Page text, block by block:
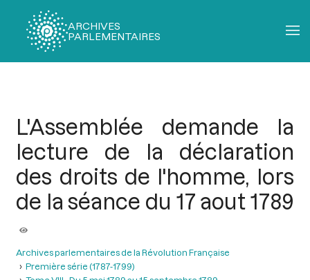
ARCHIVES
PARLEMENTAIRES
L'Assemblée demande la
lecture de la déclaration
des droits de l'homme, lors
de la séance du 17 aout 1789
Archives parlementaires de la Révolution Française
Première série (1787-1799)